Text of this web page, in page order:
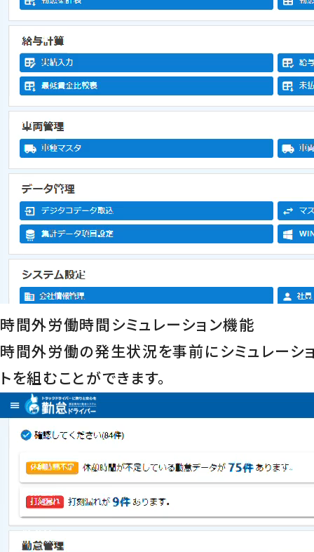
時間外労働時間シミュレーション機能
時間外労働の発生状況を事前にシミュレーシ
トを組むことができます。